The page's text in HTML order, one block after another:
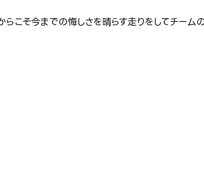
らこそ今までの悔しさを晴らす走りをしてチー